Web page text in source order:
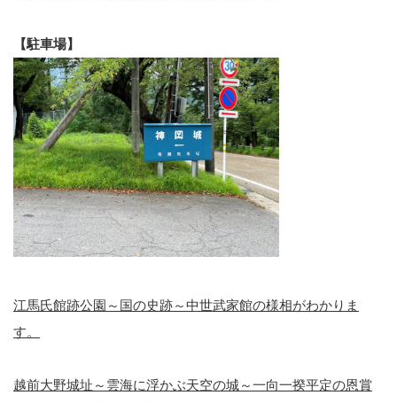
【駐車場】
江馬氏館跡公園～国の史跡～中世武家館の様相がわかりま
す。
越前大野城址～雲海に浮かぶ天空の城～一向一揆平定の恩賞